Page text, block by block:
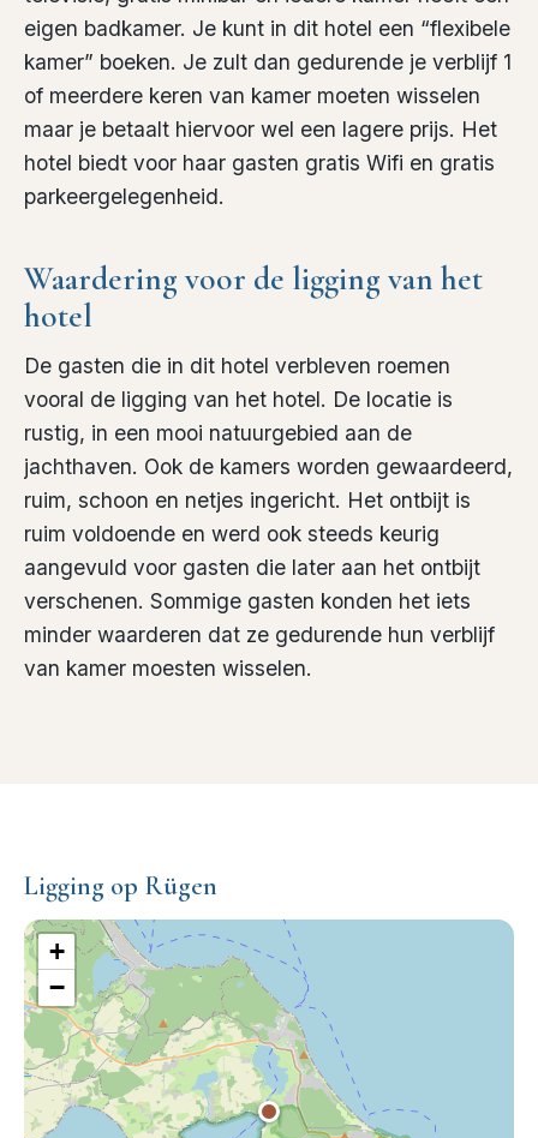
eigen badkamer. Je kunt in dit hotel een “flexibele
kamer” boeken. Je zult dan gedurende je verblijf 1
of meerdere keren van kamer moeten wisselen
maar je betaalt hiervoor wel een lagere prijs. Het
hotel biedt voor haar gasten gratis Wifi en gratis
parkeergelegenheid.
Waardering voor de ligging van het
hotel
De gasten die in dit hotel verbleven roemen
vooral de ligging van het hotel. De locatie is
rustig, in een mooi natuurgebied aan de
jachthaven. Ook de kamers worden gewaardeerd,
ruim, schoon en netjes ingericht. Het ontbijt is
ruim voldoende en werd ook steeds keurig
aangevuld voor gasten die later aan het ontbijt
verschenen. Sommige gasten konden het iets
minder waarderen dat ze gedurende hun verblijf
van kamer moesten wisselen.
Ligging op Rügen
+
−